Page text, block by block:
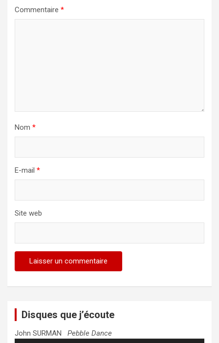
Commentaire *
Nom *
E-mail *
Site web
Disques que j’écoute
John SURMAN Pebble Dance